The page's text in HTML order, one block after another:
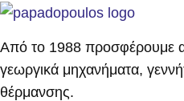
Από το 1988 προσφέρουμε
γεωργικά μηχανήματα,
θέρμανσης.